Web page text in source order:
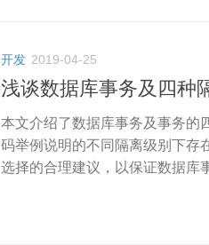
开发 2019-04-25
浅谈数据库事务及四种
本文介绍了数据库事务及事务的
码举例说明的不同隔离级别下存
选择的合理建议，以保证数据库